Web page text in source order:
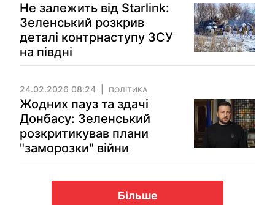
Не залежить від Starlink:
Зеленський розкрив
деталі контрнаступу ЗСУ
на півдні
24.02.2026 08:24 ПОЛІТИКА
Жодних пауз та здачі
Донбасу: Зеленський
розкритикував плани
"заморозки" війни
Більше